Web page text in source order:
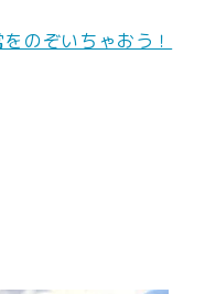
のぞいちゃおう！